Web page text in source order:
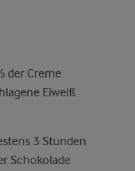
der Creme
Eiweiß
3 Stunden
Schokolade